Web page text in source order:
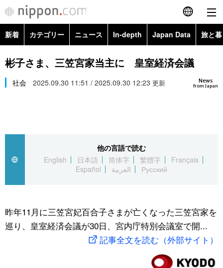
English
简体字
繁體字
العربية
社会
旅と暮らし
新着 カテゴリー ニュース In-depth Japan Data 旅と
政治・外交
経済・ビジネス
社会
文化
科学・技術
暮らし
Topics
Images
お知らせ
彬子さま、三笠宮家当主に 皇室経済会議
News
from Japan
社会 2025.09.30 11:51 / 2025.09.30 12:23 更新
他の言語で読む
English
日本語 简体字 繁體字
Français
Español
العربية Русский
昨年11月に三笠宮妃百合子さまが亡くなった三笠宮家を
巡り、皇室経済会議が30日、宮内庁特別会議室で開...
記事全文を読む（外部サイト）